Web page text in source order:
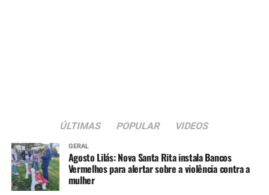
ÚLTIMAS POPULAR VIDEOS
GERAL
Agosto Lilás: Nova Santa Rita instala Bancos
Vermelhos para alertar sobre a violência contra a
mulher